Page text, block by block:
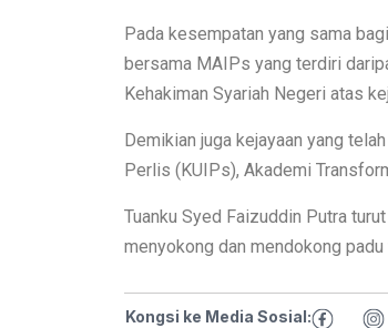
Pada kesempatan yang sama
bersama MAIPs yang terdiri
Kehakiman Syariah Negeri atas
Demikian juga kejayaan yang
Perlis (KUIPs), Akademi
Tuanku Syed Faizuddin Putra
menyokong dan mendokong
Kongsi ke Media Sosial: